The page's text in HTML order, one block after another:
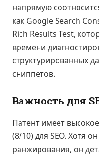
напрямую
как Google Search
Rich Results Test,
времени
структурированных
сниппетов.
Важность для
Патент имеет
(8/10) для SEO. Хотя
ранжирования, он